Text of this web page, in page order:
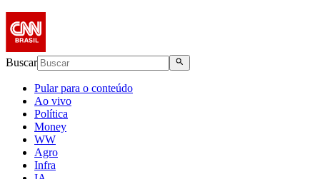
Buscar
Pular para o conteúdo
Ao vivo
Política
Money
WW
Agro
Infra